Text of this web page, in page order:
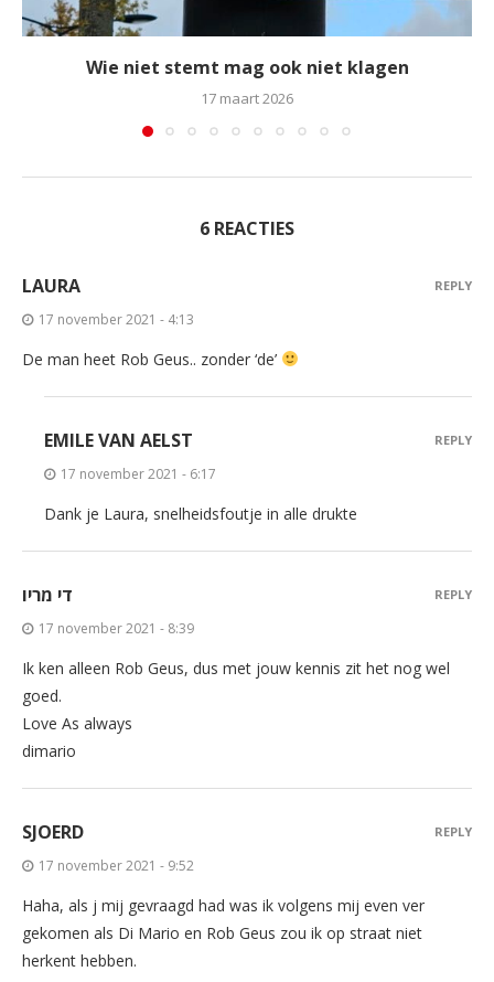
Wie niet stemt mag ook niet klagen
17 maart 2026
6 REACTIES
LAURA
17 november 2021 - 4:13
De man heet Rob Geus.. zonder ‘de’
REPLY
EMILE VAN AELST
17 november 2021 - 6:17
Dank je Laura, snelheidsfoutje in alle drukte
REPLY
די מריו
17 november 2021 - 8:39
Ik ken alleen Rob Geus, dus met jouw kennis zit het nog wel
goed.
Love As always
dimario
REPLY
SJOERD
17 november 2021 - 9:52
Haha, als j mij gevraagd had was ik volgens mij even ver
gekomen als Di Mario en Rob Geus zou ik op straat niet
herkent hebben.
REPLY